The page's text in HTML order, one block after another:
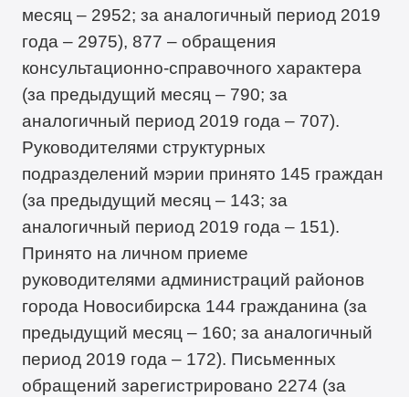
месяц – 2952; за аналогичный период 2019
года – 2975), 877 – обращения
консультационно-справочного характера
(за предыдущий месяц – 790; за
аналогичный период 2019 года – 707).
Руководителями структурных
подразделений мэрии принято 145 граждан
(за предыдущий месяц – 143; за
аналогичный период 2019 года – 151).
Принято на личном приеме
руководителями администраций районов
города Новосибирска 144 гражданина (за
предыдущий месяц – 160; за аналогичный
период 2019 года – 172). Письменных
обращений зарегистрировано 2274 (за